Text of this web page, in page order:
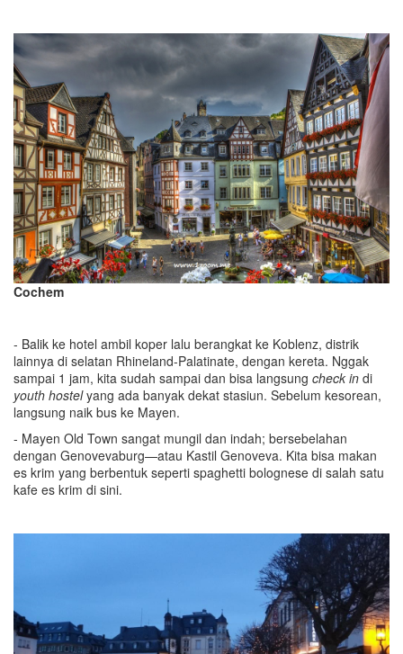
Cochem
- Balik ke hotel ambil koper lalu berangkat ke Koblenz, distrik
lainnya di selatan Rhineland-Palatinate, dengan kereta. Nggak
sampai 1 jam, kita sudah sampai dan bisa langsung check in di
youth hostelyang ada banyak dekat stasiun. Sebelum kesorean,
langsung naik bus ke Mayen.
- Mayen Old Town sangat mungil dan indah; bersebelahan
dengan Genovevaburg—atau Kastil Genoveva. Kita bisa makan
es krim yang berbentuk seperti spaghetti bolognese di salah satu
kafe es krim di sini.